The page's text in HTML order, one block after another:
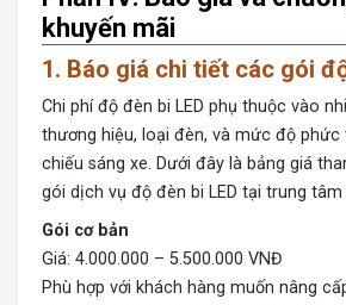
khuyến mãi
1. Báo giá chi tiết các gói
Chi phí độ đèn bi LED phụ thuộc vào
thương hiệu, loại đèn, và mức độ phức
chiếu sáng xe. Dưới đây là bảng giá
gói dịch vụ độ đèn bi LED tại trung tâm
Gói cơ bản
Giá: 4.000.000 – 5.500.000 VNĐ
Phù hợp với khách hàng muốn nâng